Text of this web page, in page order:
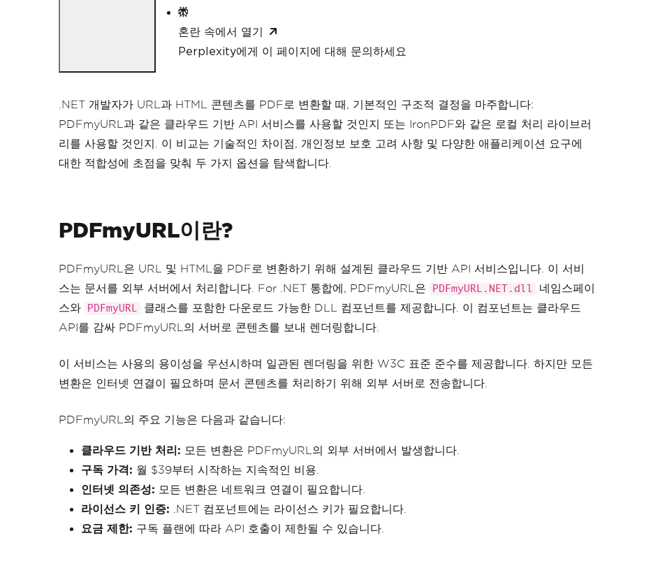
혼란 속에서 열기
Perplexity에게 이 페이지에 대해 문의하세요
.NET 개발자가 URL과 HTML 콘텐츠를 PDF로 변환할 때, 기본적인 구조적 결정을 마주합니다:
PDFmyURL과 같은 클라우드 기반 API 서비스를 사용할 것인지 또는 IronPDF와 같은 로컬 처리 라이브러
리를 사용할 것인지. 이 비교는 기술적인 차이점, 개인정보 보호 고려 사항 및 다양한 애플리케이션 요구에
대한 적합성에 초점을 맞춰 두 가지 옵션을 탐색합니다.
PDFmyURL이란?
PDFmyURL은 URL 및 HTML을 PDF로 변환하기 위해 설계된 클라우드 기반 API 서비스입니다. 이 서비
스는 문서를 외부 서버에서 처리합니다. For .NET 통합에, PDFmyURL은
PDFmyURL.NET.dll
네임스페이
스와
PDFmyURL
클래스를 포함한 다운로드 가능한 DLL 컴포넌트를 제공합니다. 이 컴포넌트는 클라우드
API를 감싸 PDFmyURL의 서버로 콘텐츠를 보내 렌더링합니다.
이 서비스는 사용의 용이성을 우선시하며 일관된 렌더링을 위한 W3C 표준 준수를 제공합니다. 하지만 모든
변환은 인터넷 연결이 필요하며 문서 콘텐츠를 처리하기 위해 외부 서버로 전송합니다.
PDFmyURL의 주요 기능은 다음과 같습니다:
클라우드 기반 처리: 모든 변환은 PDFmyURL의 외부 서버에서 발생합니다.
구독 가격: 월 $39부터 시작하는 지속적인 비용.
인터넷 의존성: 모든 변환은 네트워크 연결이 필요합니다.
라이선스 키 인증: .NET 컴포넌트에는 라이선스 키가 필요합니다.
요금 제한: 구독 플랜에 따라 API 호출이 제한될 수 있습니다.